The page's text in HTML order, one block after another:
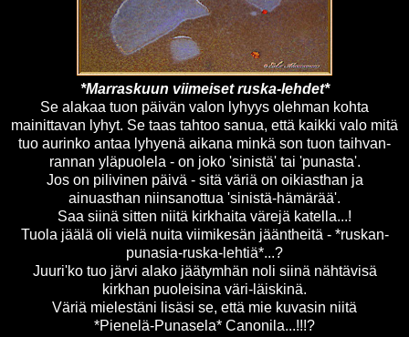
*Marraskuun viimeiset ruska-lehdet*
Se alakaa tuon päivän valon lyhyys olehman kohta
mainittavan lyhyt. Se taas tahtoo sanua, että kaikki valo mitä
tuo aurinko antaa lyhyenä aikana minkä son tuon taihvan-
rannan yläpuolela - on joko 'sinistä' tai 'punasta'.
Jos on pilivinen päivä - sitä väriä on oikiasthan ja
ainuasthan niinsanottua 'sinistä-hämärää'.
Saa siinä sitten niitä kirkhaita värejä katella...!
Tuola jäälä oli vielä nuita viimikesän jääntheitä - *ruskan-
punasia-ruska-lehtiä*...?
Juuri'ko tuo järvi alako jäätymhän noli siinä nähtävisä
kirkhan puoleisina väri-läiskinä.
Väriä mielestäni lisäsi se, että mie kuvasin niitä
*Pienelä-Punasela* Canonila...!!!?